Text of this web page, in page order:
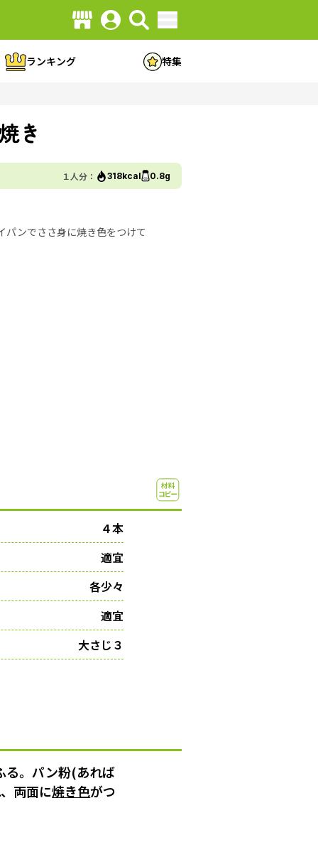
ランキング 特集
き
１人分： 318kcal 0.8g
ンでささ身に焼き色をつけて
４本
適宜
各少々
適宜
大さじ３
る。パン粉(あれば
両面に焼き色がつ